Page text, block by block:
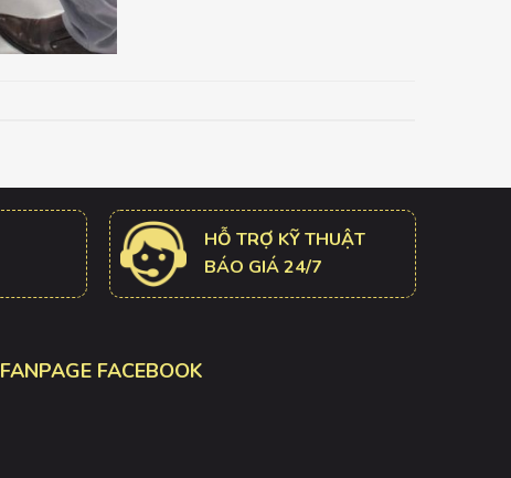
HỖ TRỢ KỸ THUẬT
BÁO GIÁ 24/7
FANPAGE FACEBOOK